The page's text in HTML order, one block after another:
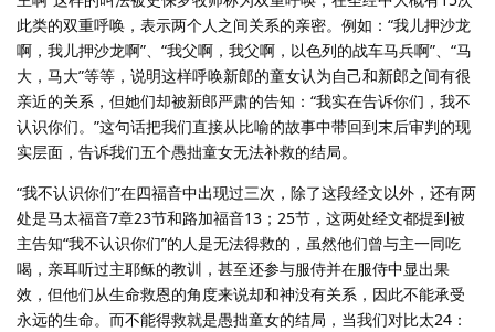
此类的双重呼唤，表示两个人之间关系的亲密。例如：“我儿押沙龙
啊，我儿押沙龙啊”、“我父啊，我父啊，以色列的战车马兵啊”、“马
大，马大”等等，说明这样呼唤新郎的童女认为自己和新郎之间有很
亲近的关系，但她们却被新郎严肃的告知：“我实在告诉你们，我不
认识你们。”这句话把我们直接从比喻的故事中带回到末后审判的现
实层面，告诉我们五个愚拙童女无法补救的结局。
“我不认识你们”在四福音中出现过三次，除了这段经文以外，还有两
处是马太福音7章23节和路加福音13；25节，这两处经文都提到被
主告知“我不认识你们”的人是无法得救的，虽然他们曾与主一同吃
喝，亲耳听过主耶稣的教训，甚至还参与服侍并在服侍中显出果
效，但他们从生命救恩的角度来说却和神没有关系，因此不能承受
永远的生命。而不能得救就是愚拙童女的结局，当我们对比太24：